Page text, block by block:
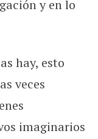
y en lo
hay, esto
veces
imaginarios